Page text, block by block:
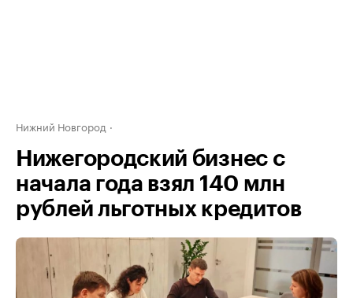
Нижний Новгород
Нижегородский бизнес с
начала года взял 140 млн
рублей льготных кредитов